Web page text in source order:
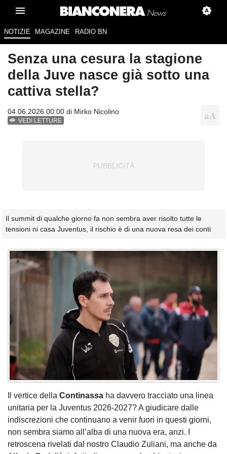
NOTIZIE MAGAZINE RADIO BN
Senza una cesura la stagione
della Juve nasce già sotto una
cattiva stella?
04.06.2026 00:00 di Mirko Nicolino
VEDI LETTURE
Il summit di qualche giorno fa non sembra aver risolto tutte le
tensioni ni casa Juventus, il rischio è di una nuova resa dei conti
Il vertice della Continassa ha davvero tracciato una linea
unitaria per la Juventus 2026-2027? A giudicare dalle
indiscrezioni che continuano a venir fuori in questi giorni,
non sembra siamo all’alba di una nuova era, anzi. I
retroscena rivelati dal nostro Claudio Zuliani, ma anche da